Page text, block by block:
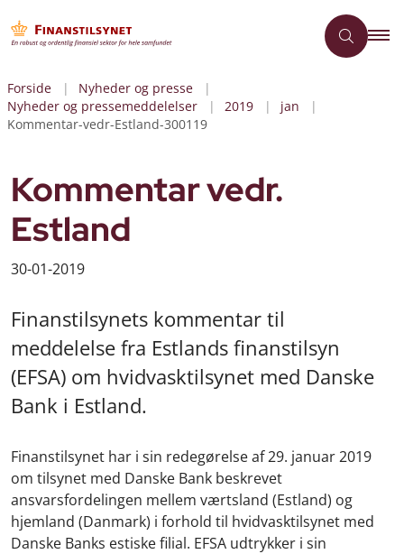
Forside
Nyheder og presse
Nyheder og pressemeddelelser
2019
jan
Kommentar-vedr-Estland-300119
Kommentar vedr.
Estland
30-01-2019
Finanstilsynets kommentar til
meddelelse fra Estlands finanstilsyn
(EFSA) om hvidvasktilsynet med Danske
Bank i Estland.
Finanstilsynet har i sin redegørelse af 29. januar 2019
om tilsynet med Danske Bank beskrevet
ansvarsfordelingen mellem værtsland (Estland) og
hjemland (Danmark) i forhold til hvidvasktilsynet med
Danske Banks estiske filial. EFSA udtrykker i sin